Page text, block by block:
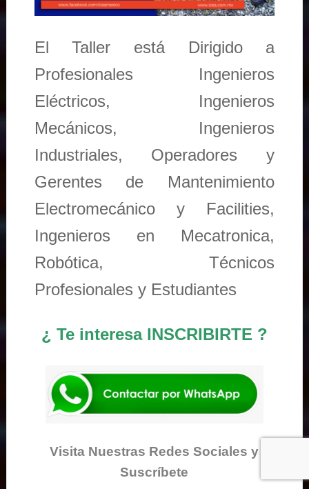
El Taller está Dirigido a
Profesionales Ingenieros
Eléctricos, Ingenieros
Mecánicos, Ingenieros
Industriales, Operadores y
Gerentes de Mantenimiento
Electromecánico y Facilities,
Ingenieros en Mecatronica,
Robótica, Técnicos
Profesionales y Estudiantes
¿ Te interesa INSCRIBIRTE ?
Visita Nuestras Redes Sociales y
Suscríbete